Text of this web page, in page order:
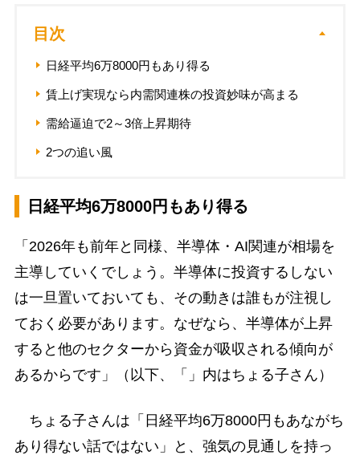
目次
日経平均6万8000円もあり得る
賃上げ実現なら内需関連株の投資妙味が高まる
需給逼迫で2～3倍上昇期待
2つの追い風
日経平均6万8000円もあり得る
「2026年も前年と同様、半導体・AI関連が相場を
主導していくでしょう。半導体に投資するしない
は一旦置いておいても、その動きは誰もが注視し
ておく必要があります。なぜなら、半導体が上昇
すると他のセクターから資金が吸収される傾向が
あるからです」（以下、「」内はちょる子さん）
ちょる子さんは「日経平均6万8000円もあながち
あり得ない話ではない」と、強気の見通しを持っ